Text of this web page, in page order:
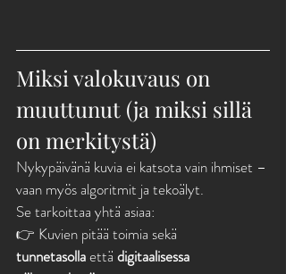
Miksi valokuvaus on
muuttunut (ja miksi sillä
on merkitystä)
Nykypäivänä kuvia ei katsota vain ihmiset –
vaan myös algoritmit ja tekoälyt.
Se tarkoittaa yhtä asiaa:
👉 Kuvien pitää toimia sekä
tunnetasolla että digitaalisessa